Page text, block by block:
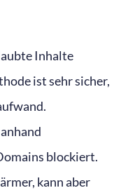
Inhalte
ist sehr sicher,
blockiert.
kann aber